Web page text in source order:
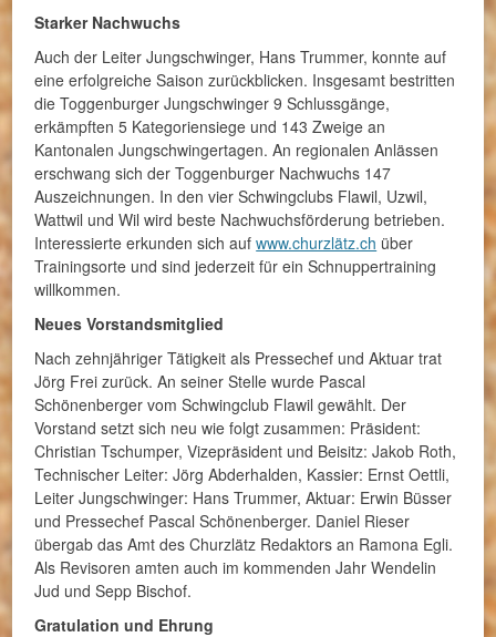
Starker Nachwuchs
Auch der Leiter Jungschwinger, Hans Trummer, konnte auf
eine erfolgreiche Saison zurückblicken. Insgesamt bestritten
die Toggenburger Jungschwinger 9 Schlussgänge,
erkämpften 5 Kategoriensiege und 143 Zweige an
Kantonalen Jungschwingertagen. An regionalen Anlässen
erschwang sich der Toggenburger Nachwuchs 147
Auszeichnungen. In den vier Schwingclubs Flawil, Uzwil,
Wattwil und Wil wird beste Nachwuchsförderung betrieben.
Interessierte erkunden sich aufwww.churzlätz.ch über
Trainingsorte und sind jederzeit für ein Schnuppertraining
willkommen.
Neues Vorstandsmitglied
Nach zehnjähriger Tätigkeit als Pressechef und Aktuar trat
Jörg Frei zurück. An seiner Stelle wurde Pascal
Schönenberger vom Schwingclub Flawil gewählt. Der
Vorstand setzt sich neu wie folgt zusammen: Präsident:
Christian Tschumper, Vizepräsident und Beisitz: Jakob Roth,
Technischer Leiter: Jörg Abderhalden, Kassier: Ernst Oettli,
Leiter Jungschwinger: Hans Trummer, Aktuar: Erwin Büsser
und Pressechef Pascal Schönenberger. Daniel Rieser
übergab das Amt des Churzlätz Redaktors an Ramona Egli.
Als Revisoren amten auch im kommenden Jahr Wendelin
Jud und Sepp Bischof.
Gratulation und Ehrung